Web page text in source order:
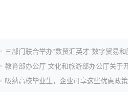
吸纳高校毕业生，企业可享这些优惠政策